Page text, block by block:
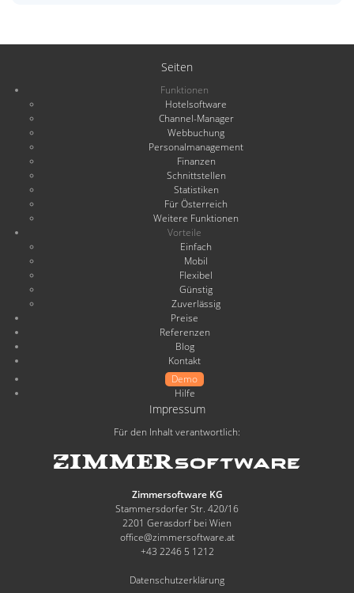
Seiten
Funktionen
Hotelsoftware
Channel-Manager
Webbuchung
Personalmanagement
Finanzen
Schnittstellen
Statistiken
Für Österreich
Weitere Funktionen
Vorteile
Einfach
Mobil
Flexibel
Günstig
Zuverlässig
Preise
Referenzen
Blog
Kontakt
Demo
Hilfe
Impressum
Für den Inhalt verantwortlich:
Zimmersoftware KG
Stammersdorfer Str. 420/16
2201 Gerasdorf bei Wien
office@zimmersoftware.at
+43 2246 5 1212
Datenschutzerklärung